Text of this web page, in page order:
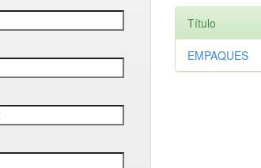
Título
EMPAQUES